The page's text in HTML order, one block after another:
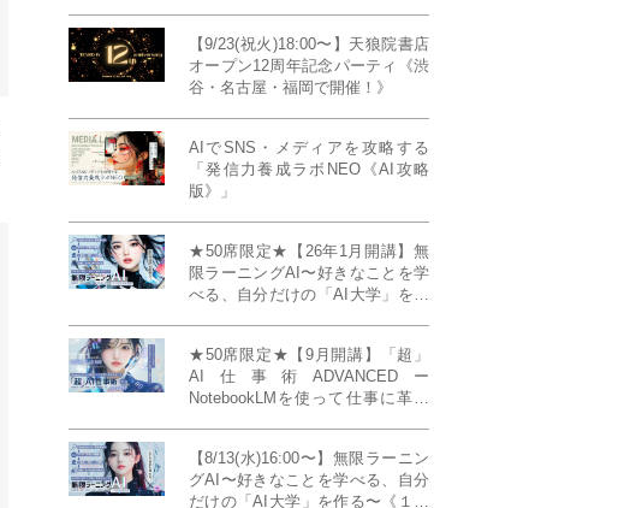
【9/23(祝火)18:00〜】天狼院書店
オープン12周年記念パーティ《渋
谷・名古屋・福岡で開催！》
AIでSNS・メディアを攻略する
「発信力養成ラボNEO《AI攻略
版》」
★50席限定★【26年1月開講】無
限ラーニングAI〜好きなことを学
べる、自分だけの「AI大学」を作
★50席限定★【9月開講】「超」
AI仕事術ADVANCEDー
NotebookLMを使って仕事に革命
【8/13(水)16:00〜】無限ラーニン
グAI〜好きなことを学べる、自分
だけの「AI大学」を作る〜《１日